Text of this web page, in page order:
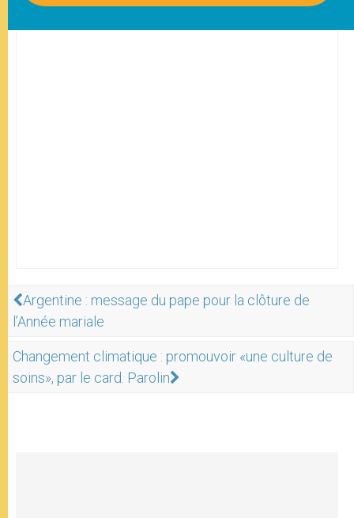
Argentine : message du pape pour la clôture de
l’Année mariale
Changement climatique : promouvoir «une culture de
soins», par le card. Parolin